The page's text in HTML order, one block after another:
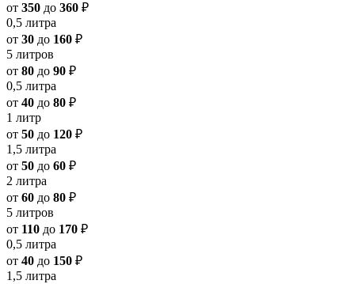
от 350 до 360 ₽
0,5 литра
от 30 до 160 ₽
5 литров
от 80 до 90 ₽
0,5 литра
от 40 до 80 ₽
1 литр
от 50 до 120 ₽
1,5 литра
от 50 до 60 ₽
2 литра
от 60 до 80 ₽
5 литров
от 110 до 170 ₽
0,5 литра
от 40 до 150 ₽
1,5 литра